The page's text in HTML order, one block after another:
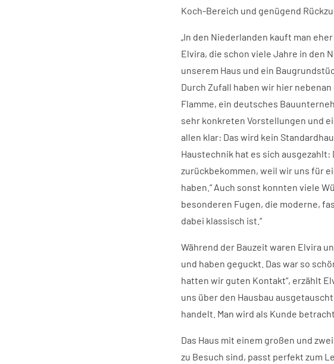
Koch-Bereich und genügend
„In den Niederlanden kauft man
Elvira, die schon viele Jahre in den
unserem Haus und ein
Durch Zufall haben wir hier
Flamme, ein deutsches
sehr konkreten Vorstellungen und
allen klar: Das wird kein
Haustechnik hat es sich
zurückbekommen, weil wir uns für
haben.“ Auch sonst konnten viele
besonderen Fugen, die moderne,
dabei klassisch ist.“
Während der Bauzeit waren Elvira
und haben geguckt. Das war so
hatten wir guten Kontakt“, erzählt
uns über den Hausbau
handelt. Man wird als Kunde
Das Haus mit einem großen und
zu Besuch sind, passt perfekt zum